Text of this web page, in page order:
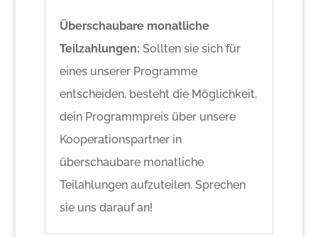
Überschaubare monatliche
Teilzahlungen: Sollten sie sich für
eines unserer Programme
entscheiden, besteht die Möglichkeit,
dein Programmpreis über unsere
Kooperationspartner in
überschaubare monatliche
Teilahlungen aufzuteilen. Sprechen
sie uns darauf an!